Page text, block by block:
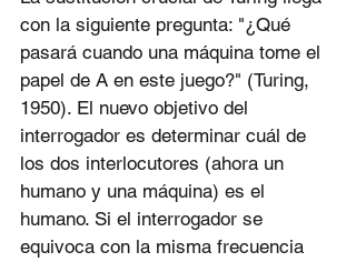
con la siguiente pregunta: "¿Qué
pasará cuando una máquina tome el
papel de A en este juego?" (Turing,
1950). El nuevo objetivo del
interrogador es determinar cuál de
los dos interlocutores (ahora un
humano y una máquina) es el
humano. Si el interrogador se
equivoca con la misma frecuencia